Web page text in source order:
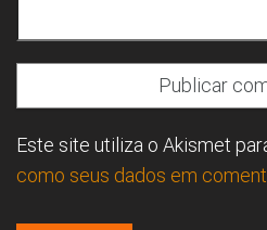
Este site utiliza o Akismet
como seus dados em